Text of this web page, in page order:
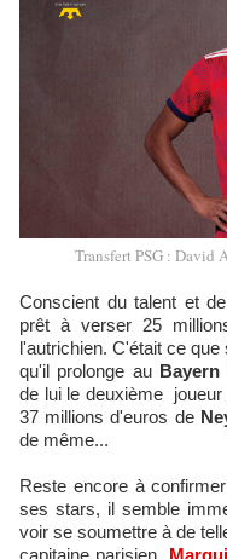
Transfert PSG : David
Conscient du talent et
prêt à verser 25
l'autrichien. C'était ce que
qu'il prolonge au Bayern
de lui le deuxième
37 millions d'euros de
de même...
Reste encore à
ses stars, il semble
voir se soumettre à de
capitaine parisien,